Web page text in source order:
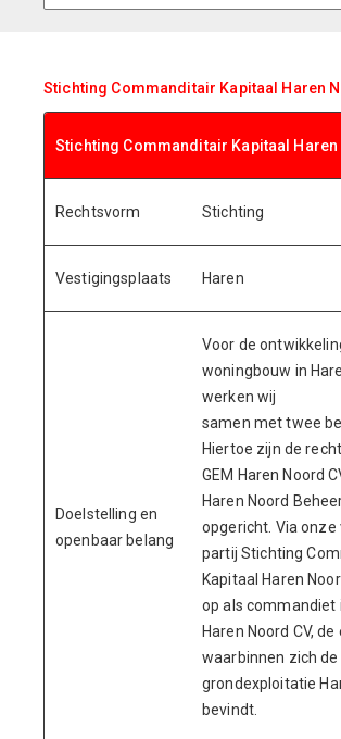
Stichting Commanditair Kapitaal Haren
Stichting Commanditair Kapitaal Haren
Rechtsvorm Stichting
Vestigingsplaats Haren
Doelstelling en
openbaar belang
Voor de
woningbouw in
werken wij
samen met twee
Hiertoe zijn de
GEM Haren Noord
Haren Noord
opgericht. Via onze
partij Stichting
Kapitaal Haren
op als commandiet
Haren Noord CV,
waarbinnen zich de
grondexploitatie
bevindt.